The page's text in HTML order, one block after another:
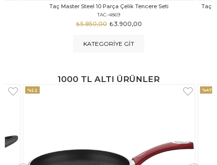
Taç Carabella Döküm Cam Kapak 7 Parça Tencere Seti Siyah
TAC-3817
₺3.250,00
₺4.350,00
KATEGORIYE GIT
1000 TL ALTI ÜRÜNLER
%47 %18